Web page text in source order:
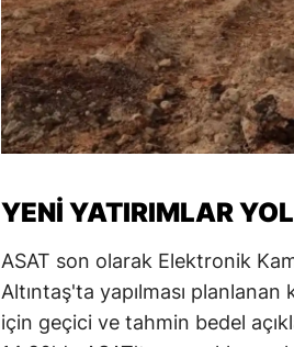
YENİ YATIRIMLAR
ASAT son olarak Elektronik
Altıntaş'ta yapılması
için geçici ve tahmin bedel